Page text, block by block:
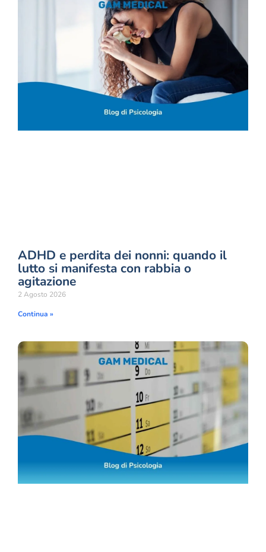
ADHD e perdita dei nonni: quando il
lutto si manifesta con rabbia o
agitazione
2 Agosto 2026
Continua »